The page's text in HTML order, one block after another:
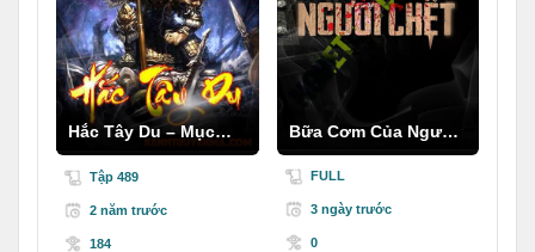
Hắc Tây Du – Mục
Thần Ký
Tập 489
2 năm trước
184
Bữa Cơm Của Người
C.hết
FULL
3 ngày trước
0